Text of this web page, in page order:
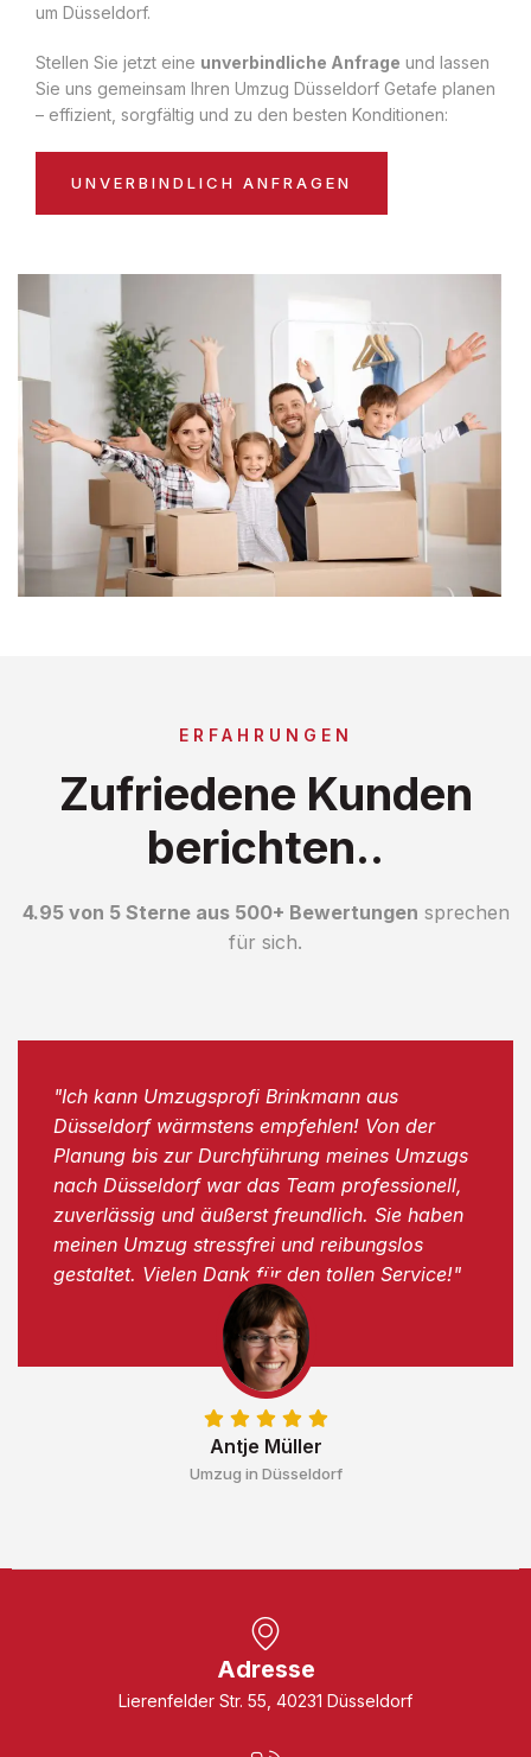
um Düsseldorf.
Stellen Sie jetzt eine unverbindliche Anfrage und lassen
Sie uns gemeinsam Ihren Umzug Düsseldorf Getafe planen
– effizient, sorgfältig und zu den besten Konditionen:
UNVERBINDLICH ANFRAGEN
ERFAHRUNGEN
Zufriedene Kunden
berichten..
4.95 von 5 Sterne aus 500+ Bewertungen sprechen
für sich.
Antje Müller
Umzug in Düsseldorf
"Ich kann Umzugsprofi Brinkmann aus
Düsseldorf wärmstens empfehlen! Von der
Planung bis zur Durchführung meines Umzugs
nach Düsseldorf war das Team professionell,
zuverlässig und äußerst freundlich. Sie haben
meinen Umzug stressfrei und reibungslos
gestaltet. Vielen Dank für den tollen Service!"
Adresse
Lierenfelder Str. 55, 40231 Düsseldorf